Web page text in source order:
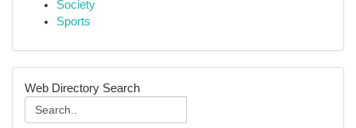
Society
Sports
Web Directory Search